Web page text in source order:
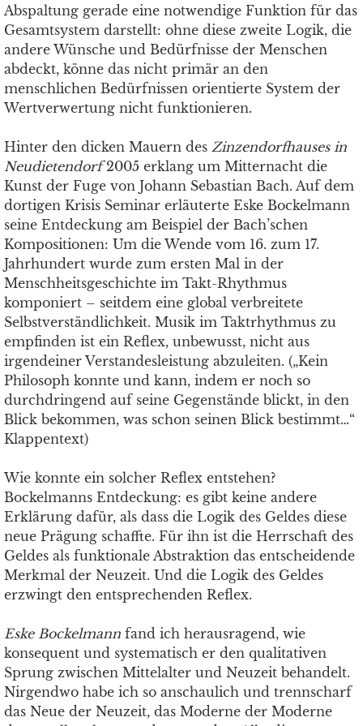
Abspaltung gerade eine notwendige Funktion für das
Gesamtsystem darstellt: ohne diese zweite Logik, die
andere Wünsche und Bedürfnisse der Menschen
abdeckt, könne das nicht primär an den
menschlichen Bedürfnissen orientierte System der
Wertverwertung nicht funktionieren.
Hinter den dicken Mauern des Zinzendorfhauses in
Neudietendorf2005 erklang um Mitternacht die
Kunst der Fuge von Johann Sebastian Bach. Auf dem
dortigen Krisis Seminar erläuterte Eske Bockelmann
seine Entdeckung am Beispiel der Bach’schen
Kompositionen: Um die Wende vom 16. zum 17.
Jahrhundert wurde zum ersten Mal in der
Menschheitsgeschichte im Takt-Rhythmus
komponiert – seitdem eine global verbreitete
Selbstverständlichkeit. Musik im Taktrhythmus zu
empfinden ist ein Reflex, unbewusst, nicht aus
irgendeiner Verstandesleistung abzuleiten. („Kein
Philosoph konnte und kann, indem er noch so
durchdringend auf seine Gegenstände blickt, in den
Blick bekommen, was schon seinen Blick bestimmt…“
Klappentext)
Wie konnte ein solcher Reflex entstehen?
Bockelmanns Entdeckung: es gibt keine andere
Erklärung dafür, als dass die Logik des Geldes diese
neue Prägung schaffte. Für ihn ist die Herrschaft des
Geldes als funktionale Abstraktion das entscheidende
Merkmal der Neuzeit. Und die Logik des Geldes
erzwingt den entsprechenden Reflex.
Eske Bockelmann fand ich herausragend, wie
konsequent und systematisch er den qualitativen
Sprung zwischen Mittelalter und Neuzeit behandelt.
Nirgendwo habe ich so anschaulich und trennscharf
das Neue der Neuzeit, das Moderne der Moderne